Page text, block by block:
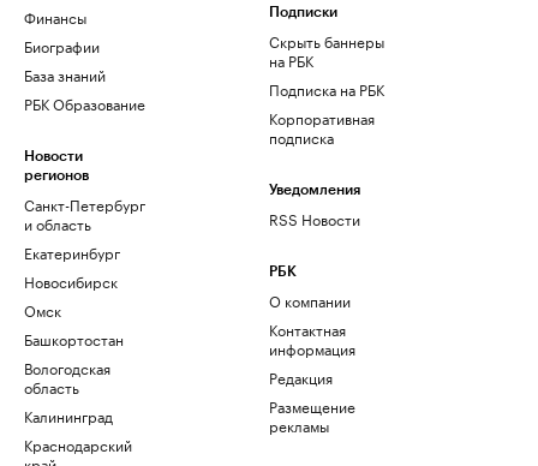
Финансы
Биографии
База знаний
РБК Образование
Новости
регионов
Санкт-Петербург
и область
Екатеринбург
Новосибирск
Омск
Башкортостан
Вологодская
область
Калининград
Краснодарский
Подписки
Скрыть баннеры
на РБК
Подписка на РБК
Корпоративная
подписка
Уведомления
RSS Новости
РБК
О компании
Контактная
информация
Редакция
Размещение
рекламы